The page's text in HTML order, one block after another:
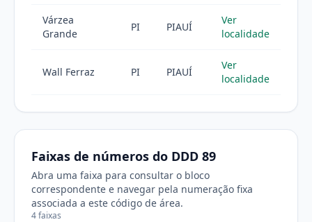
Várzea
Grande
PI PIAUÍ
Ver
localidade
Wall Ferraz PI PIAUÍ
Ver
localidade
Faixas de números do DDD 89
Abra uma faixa para consultar o bloco
correspondente e navegar pela numeração fixa
associada a este código de área.
4 faixas